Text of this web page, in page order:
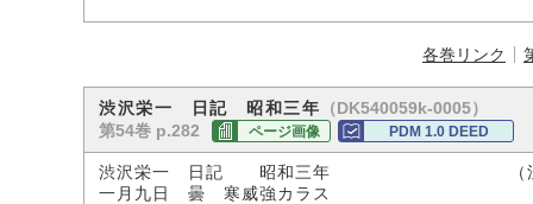
各巻リンク
渋沢栄一 日記 昭和三年 （DK540059k-0005）
第54巻 p.282
ページ画像 PDM 1.0 DEED
渋沢栄一 日記 昭和三年 （渋沢子
一月九日 曇 寒威強カラス